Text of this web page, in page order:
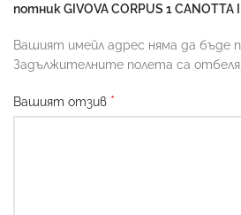
потник GIVOVA CORPUS 1 CANOTTA
Вашият имейл адрес няма да бъде
Задължителните полета са
Вашият отзив *